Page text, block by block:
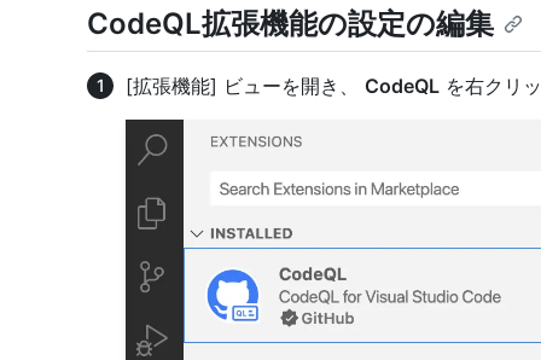
CodeQL拡張機能の設定の編集
[拡張機能] ビューを開き、 CodeQL を右クリ